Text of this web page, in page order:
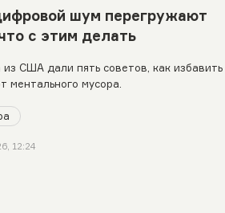
шум перегружают
с этим делать
из США дали пять советов, как избавить
ментального мусора.
12:24